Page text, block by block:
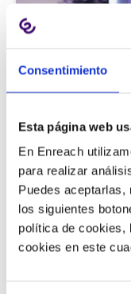
Consentimiento
Esta página web
En Enreach
para realizar
Puedes aceptarlas,
los siguientes
política de cookies,
cookies en este
9 métricas
la
11/06/2026